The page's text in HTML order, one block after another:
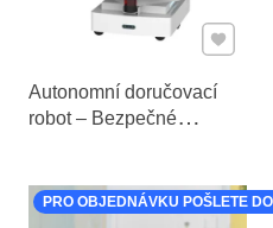
Autonomní doručovací
robot – Bezpečné
Přidat
PRO OBJEDNÁVKU POŠLETE